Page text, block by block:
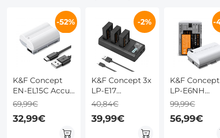
-52%
K&F Concept
EN-EL15C Accu
met 2600mAh
Capaciteit en
Snelladen Van
69,99€
32,99€
-2%
K&F Concept 3x
LP-E17
Batterijen + 3-
Slot LCD-Lader
(Geüpgraded) –
Compatibel met
40,84€
39,99€
-
K&F
LP-E6NH
Batterijen
(2600mAh) +
USB-C
99,99€
56,99€